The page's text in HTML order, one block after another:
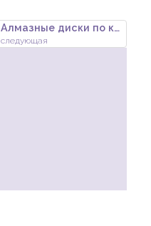
Алмазные диски по камню BAVARI
следующая